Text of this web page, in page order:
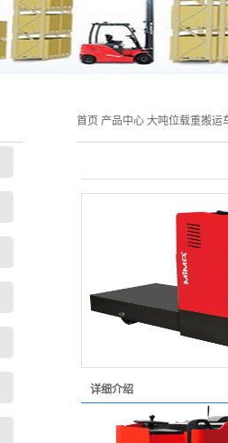
首页 产品中心 大吨位载重搬运
详细介绍